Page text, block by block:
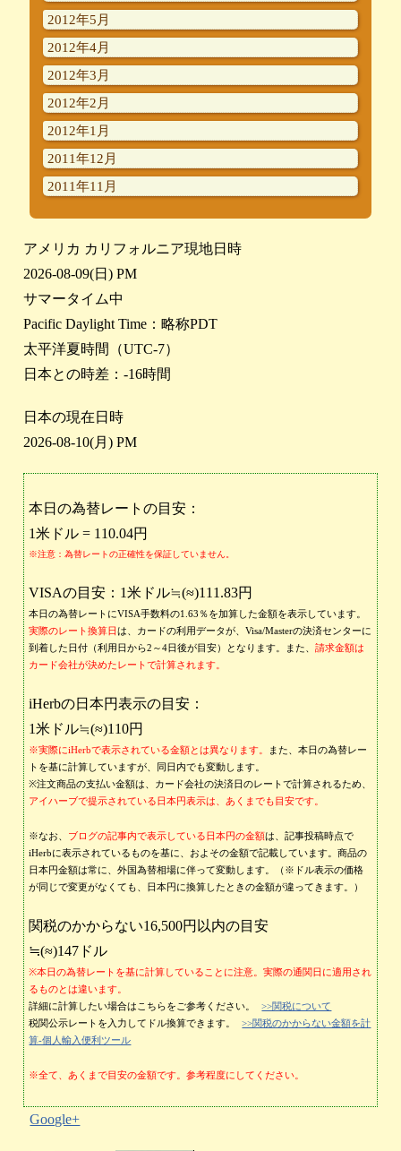
2012年5月
2012年4月
2012年3月
2012年2月
2012年1月
2011年12月
2011年11月
アメリカ カリフォルニア現地日時
2026-08-09(日) PM
サマータイム中
Pacific Daylight Time：略称PDT
太平洋夏時間（UTC-7）
日本との時差：-16時間
日本の現在日時
2026-08-10(月) PM
本日の為替レートの目安：
1米ドル = 110.04円
※注意：為替レートの正確性を保証していません。
VISAの目安：1米ドル≒(≈)111.83円
本日の為替レートにVISA手数料の1.63％を加算した金額を表示しています。
実際のレート換算日は、カードの利用データが、Visa/Masterの決済センターに
到着した日付（利用日から2～4日後が目安）となります。また、請求金額は
カード会社が決めたレートで計算されます。
iHerbの日本円表示の目安：
1米ドル≒(≈)110円
※実際にiHerbで表示されている金額とは異なります。
また、本日の為替レー
トを基に計算していますが、同日内でも変動します。
※注文商品の支払い金額は、カード会社の決済日のレートで計算されるため、
アイハーブで提示されている日本円表示は、あくまでも目安です。
※なお、 ブログの記事内で表示している日本円の金額は、記事投稿時点で
iHerbに表示されているものを基に、およその金額で記載しています。商品の
日本円金額は常に、外国為替相場に伴って変動します。（※ドル表示の価格
が同じで変更がなくても、日本円に換算したときの金額が違ってきます。）
関税のかからない16,500円以内の目安
≒(≈)147ドル
※本日の為替レートを基に計算していることに注意。実際の通関日に適用され
るものとは違います。
詳細に計算したい場合はこちらをご参考ください。
>>関税について
税関公示レートを入力してドル換算できます。
>>関税のかからない金額を計
算-個人輸入便利ツール
※全て、あくまで目安の金額です。参考程度にしてください。
Google+